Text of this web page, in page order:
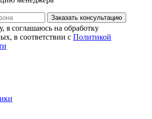
Заказать консультацию
я соглашаюсь на обработку
в соответствии с Политикой